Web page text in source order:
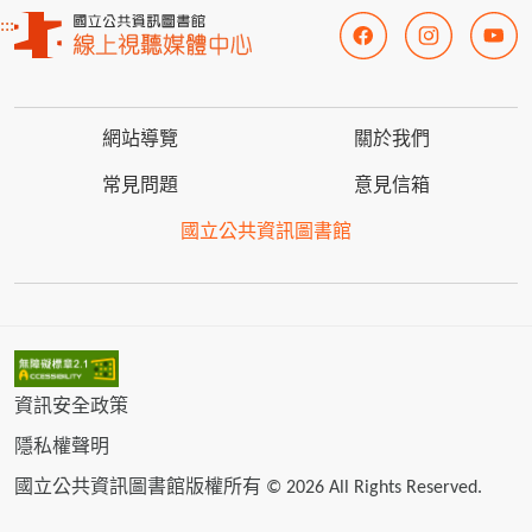
:::
網站導覽 關於我們
常見問題 意見信箱
國立公共資訊圖書館
資訊安全政策
隱私權聲明
國立公共資訊圖書館版權所有 © 2026 All Rights Reserved.